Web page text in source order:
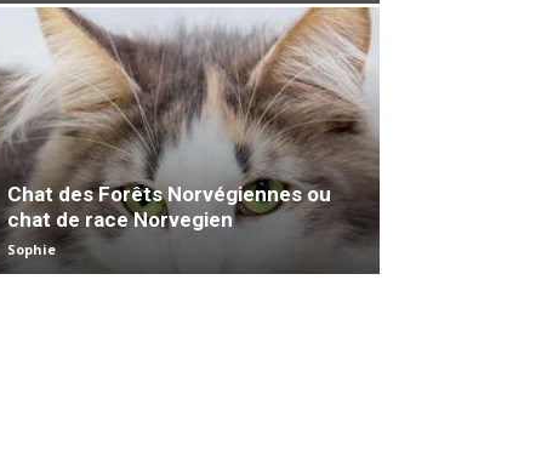
Chat des Forêts Norvégiennes ou
chat de race Norvegien
Sophie